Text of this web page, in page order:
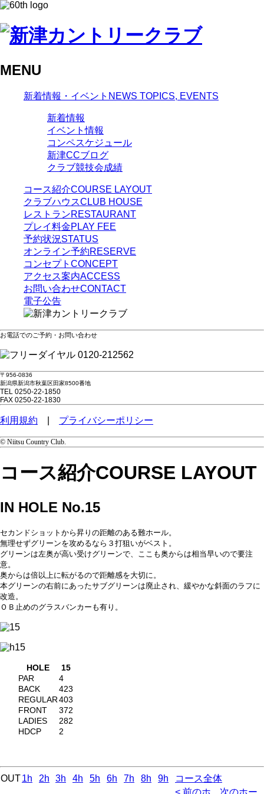
MENU
新着情報・イベント NEWS TOPICS, EVENTS
新着情報
イベント情報
コンペスケジュール
新津CCブログ
クラブ競技会成績
コース紹介COURSE LAYOUT
クラブハウスCLUB HOUSE
レストランRESTAURANT
プレイ料金PLAY FEE
予約状況STATUS
オンライン予約RESERVE
コンセプト CONCEPT
アクセス案内ACCESS
お問い合わせCONTACT
電子公告
お電話でのご予約・お問い合わせ
0120-212562
〒956-0836
新潟県新潟市秋葉区田家8500番地
TEL 0250-22-1850
FAX 0250-22-1830
利用規約 プライバシーポリシー
© Niitsu Country Club.
コース紹介COURSE LAYOUT
IN HOLE No.15
セカンドショットから昇りの距離のある難ホール。
無理せずグリーンを攻めるなら３打狙いがベスト。
グリーンは左奥が高い受けグリーンで、ここも奥からは相当早いので要注
意。
奥からは倍以上に転がるので距離感を大切に。
本グリーンの右前にあったサブグリーンは廃止され、緩やかな斜面のラフに
改造。
ＯＢ止めのグラスバンカーも有り。
HOLE
15
PAR
4
BACK
423
REGULAR403
FRONT
372
LADIES
282
HDCP
2
OUT1h 2h 3h 4h 5h 6h 7h 8h 9h
コース全体
< 前のホ 次のホー